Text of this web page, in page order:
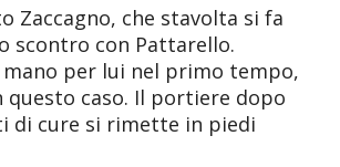
Zaccagno, che stavolta si fa
scontro con Pattarello.
mano per lui nel primo tempo,
questo caso. Il portiere dopo
di cure si rimette in piedi